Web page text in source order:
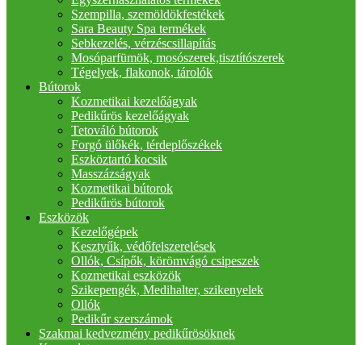
Szempilla, szemöldökfestékek
Sara Beauty Spa termékek
Sebkezelés, vérzéscsillapítás
Mosóparfümök, mosószerek,tisztítószerek
Tégelyek, flakonok, tárolók
Bútorok
Kozmetikai kezelőágyak
Pedikűrös kezelőágyak
Tetováló bútorok
Forgó ülőkék, térdeplőszékek
Eszköztartó kocsik
Masszázságyak
Kozmetikai bútorok
Pedikűrös bútorok
Eszközök
Kezelőgépek
Kesztyűk, védőfelszerelések
Ollók, Csípők, körömvágó csipeszek
Kozmetikai eszközök
Szikepengék, Medihalter, szikenyelek
Ollók
Pedikűr szerszámok
Szakmai kedvezmény pedikűrösöknek